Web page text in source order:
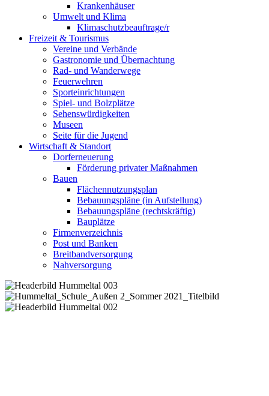
Krankenhäuser
Umwelt und Klima
Klimaschutzbeauftrage/r
Freizeit & Tourismus
Vereine und Verbände
Gastronomie und Übernachtung
Rad- und Wanderwege
Feuerwehren
Sporteinrichtungen
Spiel- und Bolzplätze
Sehenswürdigkeiten
Museen
Seite für die Jugend
Wirtschaft & Standort
Dorferneuerung
Förderung privater Maßnahmen
Bauen
Flächennutzungsplan
Bebauungspläne (in Aufstellung)
Bebauungspläne (rechtskräftig)
Bauplätze
Firmenverzeichnis
Post und Banken
Breitbandversorgung
Nahversorgung